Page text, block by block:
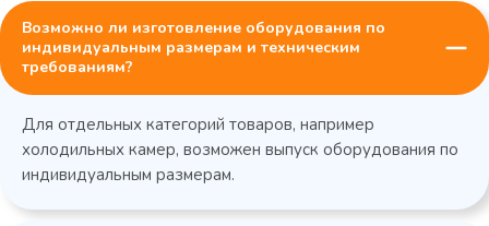
Возможно ли изготовление оборудования по
индивидуальным размерам и техническим
требованиям?
Для отдельных категорий товаров, например
холодильных камер, возможен выпуск оборудования по
индивидуальным размерам.